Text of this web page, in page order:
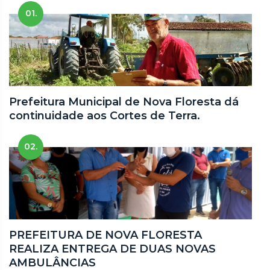
01.
Prefeitura Municipal de Nova Floresta dá
continuidade aos Cortes de Terra.
02.
PREFEITURA DE NOVA FLORESTA
REALIZA ENTREGA DE DUAS NOVAS
AMBULÂNCIAS